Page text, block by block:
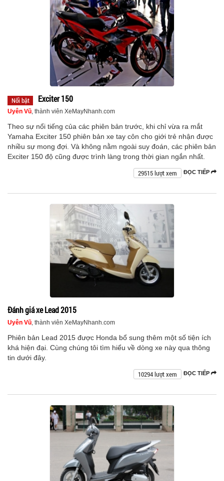
Nổi bật Exciter 150
Uyên Vũ, thành viên XeMayNhanh.com
Theo sự nổi tiếng của các phiên bản trước, khi chỉ vừa ra mắt
Yamaha Exciter 150 phiên bản xe tay côn cho giới trẻ nhận được
nhiều sự mong đợi. Và không nằm ngoài suy đoán, các phiên bản
Exciter 150 độ cũng được trình làng trong thời gian ngắn nhất.
ĐỌC TIẾP
29515 lượt xem
Đánh giá xe Lead 2015
Uyên Vũ, thành viên XeMayNhanh.com
Phiên bản Lead 2015 được Honda bổ sung thêm một số tiện ích
khá hiện đại. Cùng chúng tôi tìm hiểu về dòng xe này qua thông
tin dưới đây.
ĐỌC TIẾP
10294 lượt xem